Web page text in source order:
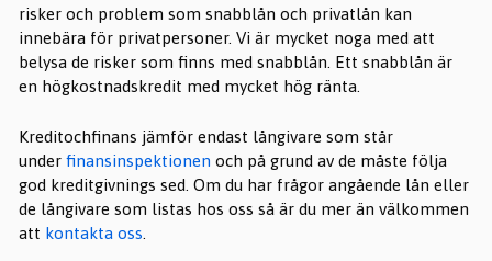
risker och problem som snabblån och privatlån kan
innebära för privatpersoner. Vi är mycket noga med att
belysa de risker som finns med snabblån. Ett snabblån är
en högkostnadskredit med mycket hög ränta.
Kreditochfinans jämför endast långivare som står
under finansinspektionen och på grund av de måste följa
god kreditgivnings sed. Om du har frågor angående lån eller
de långivare som listas hos oss så är du mer än välkommen
att kontakta oss